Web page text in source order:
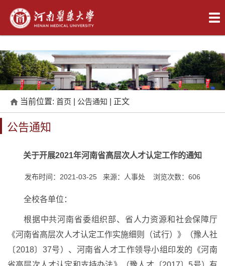
当前位置: 首页 公告通知 | 正文
公告通知
关于开展2021年河南省高层次人才认定工作的通知
发布时间：2021-03-25 来源：人事处 浏览次数： 606
全校各单位：
根据中共河南省委组织部、省人力资源和社会保障厅
《河南省高层次人才认定工作实施细则（试行）》（豫人社
〔2018〕37号）、河南省人才工作领导小组印发的《河南